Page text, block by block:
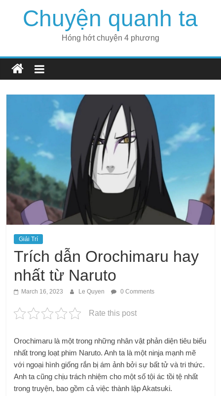
Chuyện quanh ta
Hóng hớt chuyện 4 phương
Giải Trí
Trích dẫn Orochimaru hay
nhất từ ​​​​Naruto
March 16, 2023 Le Quyen 0 Comments
Rate this post
Orochimaru là một trong những nhân vật phản diện tiêu biểu
nhất trong loạt phim Naruto. Anh ta là một ninja mạnh mẽ
với ngoại hình giống rắn bị ám ảnh bởi sự bất tử và tri thức.
Anh ta cũng chịu trách nhiệm cho một số tội ác tồi tệ nhất
trong truyện, bao gồm cả việc thành lập Akatsuki.